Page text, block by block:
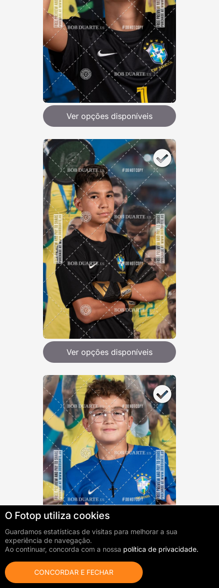
Ver opções disponíveis
Ver opções disponíveis
0 foto(s) adicionada(s)
Total:
O Fotop utiliza cookies
Guardamos estatísticas de visitas para melhorar a sua
experiência de navegação.
Ao continuar, concorda com a nossa política de privacidade.
CONCORDAR E FECHAR